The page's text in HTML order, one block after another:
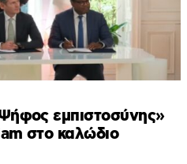
εμπιστοσύνης»
στο καλώδιο